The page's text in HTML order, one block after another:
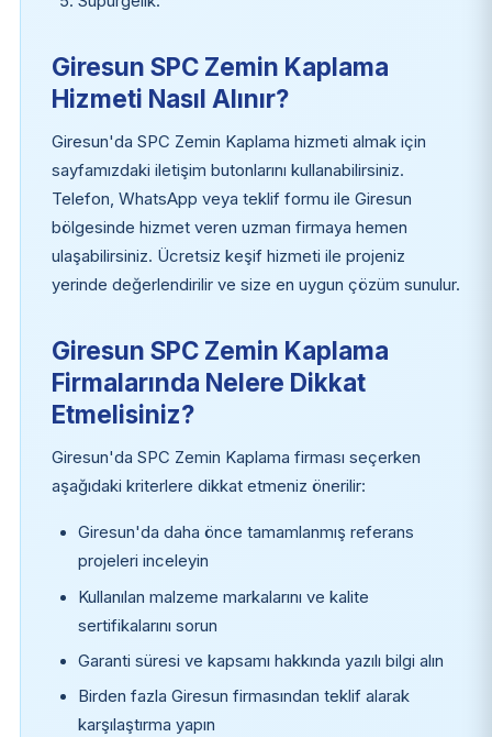
Giresun SPC Zemin Kaplama
Hizmeti Nasıl Alınır?
Giresun'da SPC Zemin Kaplama hizmeti almak için
sayfamızdaki iletişim butonlarını kullanabilirsiniz.
Telefon, WhatsApp veya teklif formu ile Giresun
bölgesinde hizmet veren uzman firmaya hemen
ulaşabilirsiniz. Ücretsiz keşif hizmeti ile projeniz
yerinde değerlendirilir ve size en uygun çözüm sunulur.
Giresun SPC Zemin Kaplama
Firmalarında Nelere Dikkat
Etmelisiniz?
Giresun'da SPC Zemin Kaplama firması seçerken
aşağıdaki kriterlere dikkat etmeniz önerilir:
Giresun'da daha önce tamamlanmış referans
projeleri inceleyin
Kullanılan malzeme markalarını ve kalite
sertifikalarını sorun
Garanti süresi ve kapsamı hakkında yazılı bilgi alın
Birden fazla Giresun firmasından teklif alarak
karşılaştırma yapın